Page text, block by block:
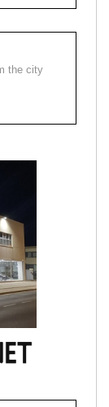
the city